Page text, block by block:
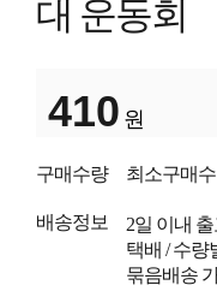
대 운동회
410 원
구매수량 최소구매
배송정보 2일 이내 출
택배 / 수량
묶음배송